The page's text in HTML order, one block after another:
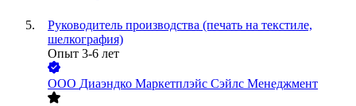
Руководитель производства (печать на текстиле,
шелкография)
Опыт 3-6 лет
ООО Диаэндко Маркетплэйс Сэйлс Менеджмент